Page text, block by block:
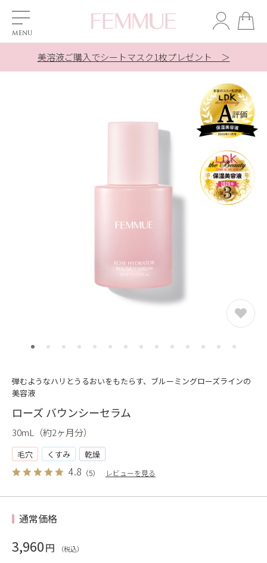
夏季休業の配送とお問合せ対応について ＞
全商品対象の【10%OFFクーポン】プレゼント ＞
美溶液ご購入でシートマスク1枚プレゼント ＞
対象商品ご購入でシートマスク1枚プレゼント ＞
新規会員登録で【500ポイント】贈呈中
LINE友だち追加で10％OFF！ ＞
夏季休業の配送とお問合せ対応について ＞
全商品対象の【10%OFFクーポン】プレゼント ＞
弾むようなハリとうるおいをもたらす、ブルーミングローズラインの
美容液
ローズ バウンシーセラム
30mL（約2ヶ月分）
乾燥
毛穴 くすみ
4.8 （5） レビューを見る
通常価格
3,960円 （税込）